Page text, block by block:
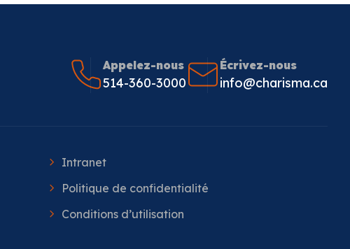
Appelez-nous
514-360-3000
Écrivez-nous
info@charisma.ca
Intranet
Politique de confidentialité
Conditions d’utilisation